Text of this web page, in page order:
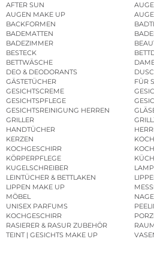
AFTER SUN
AUGEN MAKE UP
BACKFORMEN
BADEMATTEN
BADEZIMMER
BESTECK
BETTWÄSCHE
DEO & DEODORANTS
GÄSTETÜCHER
FÜR
GESICHTSCREME
GESICHTSPFLEGE
GESICHTSREINIGUNG HERREN
GRILLER
HANDTÜCHER
KERZEN
KOCHGESCHIRR
KÖRPERPFLEGE
KUGELSCHREIBER
LEINTÜCHER & BETTLAKEN
LIPPEN MAKE UP
MÖBEL
UNISEX PARFUMS
KOCHGESCHIRR
RASIERER & RASUR ZUBEHÖR
TEINT | GESICHTS MAKE UP